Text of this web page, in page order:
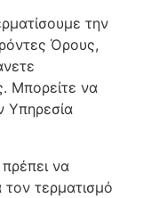
την
Όρους,
Μπορείτε να
Υπηρεσία
να
τερματισμό